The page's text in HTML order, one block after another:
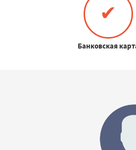
✔
Банковская